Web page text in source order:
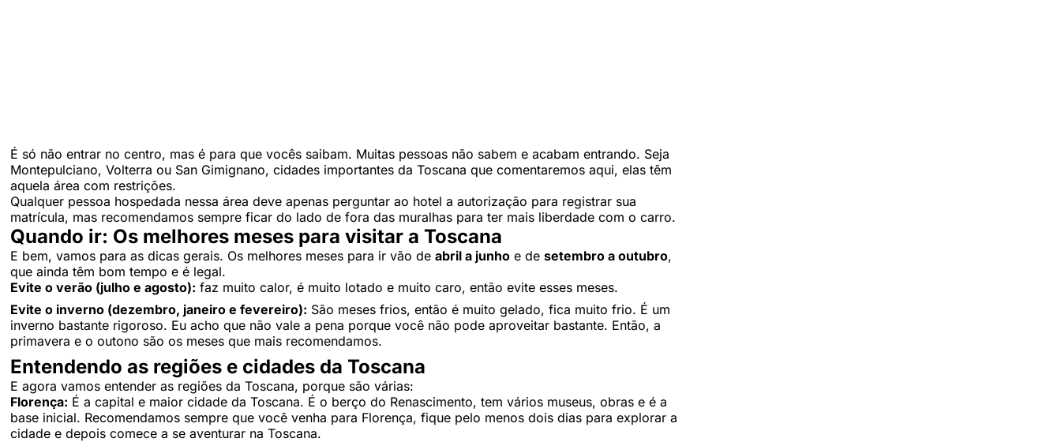
É só não entrar no centro, mas é para que vocês saibam. Muitas pessoas não sabem e acabam entrando. Seja
Montepulciano, Volterra ou San Gimignano, cidades importantes da Toscana que comentaremos aqui, elas têm
aquela área com restrições.
Qualquer pessoa hospedada nessa área deve apenas perguntar ao hotel a autorização para registrar sua
matrícula, mas recomendamos sempre ficar do lado de fora das muralhas para ter mais liberdade com o carro.
Quando ir: Os melhores meses para visitar a Toscana
E bem, vamos para as dicas gerais. Os melhores meses para ir vão de abril a junho e de setembro a outubro,
que ainda têm bom tempo e é legal.
Evite o verão (julho e agosto): faz muito calor, é muito lotado e muito caro, então evite esses meses.
Evite o inverno (dezembro, janeiro e fevereiro): São meses frios, então é muito gelado, fica muito frio. É um
inverno bastante rigoroso. Eu acho que não vale a pena porque você não pode aproveitar bastante. Então, a
primavera e o outono são os meses que mais recomendamos.
Entendendo as regiões e cidades da Toscana
E agora vamos entender as regiões da Toscana, porque são várias:
Florença: É a capital e maior cidade da Toscana. É o berço do Renascimento, tem vários museus, obras e é a
base inicial. Recomendamos sempre que você venha para Florença, fique pelo menos dois dias para explorar a
cidade e depois comece a se aventurar na Toscana.